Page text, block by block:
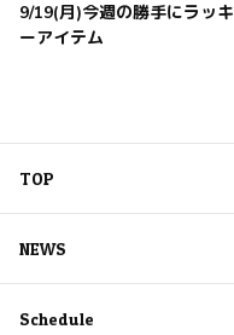
9/19(月)今週の勝手にラッキ
ーアイテム
TOP
NEWS
Schedule